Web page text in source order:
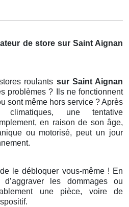
de store sur Saint Aignan
roulants sur Saint Aignan
problèmes ? Ils ne fonctionnent
sont même hors service ? Après
une tentative
en raison de son âge,
ou motorisé, peut un jour
le débloquer vous-même ! En
les dommages ou
une pièce, voire de